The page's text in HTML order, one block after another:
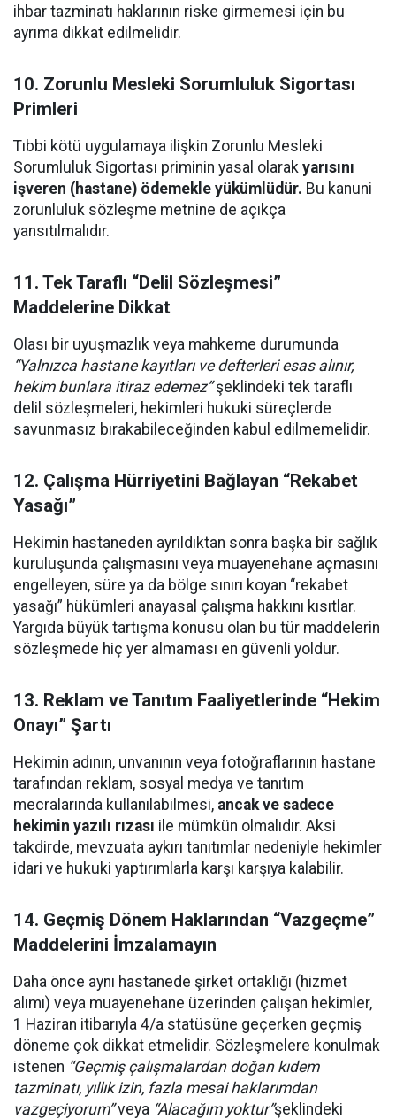
ihbar tazminatı haklarının riske girmemesi için bu
ayrıma dikkat edilmelidir.
10. Zorunlu Mesleki Sorumluluk Sigortası
Primleri
Tıbbi kötü uygulamaya ilişkin Zorunlu Mesleki
Sorumluluk Sigortası priminin yasal olarak yarısını
işveren (hastane) ödemekle yükümlüdür. Bu kanuni
zorunluluk sözleşme metnine de açıkça
yansıtılmalıdır.
11. Tek Taraflı “Delil Sözleşmesi”
Maddelerine Dikkat
Olası bir uyuşmazlık veya mahkeme durumunda
“Yalnızca hastane kayıtları ve defterleri esas alınır,
hekim bunlara itiraz edemez”şeklindeki tek taraflı
delil sözleşmeleri, hekimleri hukuki süreçlerde
savunmasız bırakabileceğinden kabul edilmemelidir.
12. Çalışma Hürriyetini Bağlayan “Rekabet
Yasağı”
Hekimin hastaneden ayrıldıktan sonra başka bir sağlık
kuruluşunda çalışmasını veya muayenehane açmasını
engelleyen, süre ya da bölge sınırı koyan “rekabet
yasağı” hükümleri anayasal çalışma hakkını kısıtlar.
Yargıda büyük tartışma konusu olan bu tür maddelerin
sözleşmede hiç yer almaması en güvenli yoldur.
13. Reklam ve Tanıtım Faaliyetlerinde “Hekim
Onayı” Şartı
Hekimin adının, unvanının veya fotoğraflarının hastane
tarafından reklam, sosyal medya ve tanıtım
mecralarında kullanılabilmesi, ancak ve sadece
hekimin yazılı rızası ile mümkün olmalıdır. Aksi
takdirde, mevzuata aykırı tanıtımlar nedeniyle hekimler
idari ve hukuki yaptırımlarla karşı karşıya kalabilir.
14. Geçmiş Dönem Haklarından “Vazgeçme”
Maddelerini İmzalamayın
Daha önce aynı hastanede şirket ortaklığı (hizmet
alımı) veya muayenehane üzerinden çalışan hekimler,
1 Haziran itibarıyla 4/a statüsüne geçerken geçmiş
döneme çok dikkat etmelidir. Sözleşmelere konulmak
istenen “Geçmiş çalışmalardan doğan kıdem
tazminatı, yıllık izin, fazla mesai haklarımdan
vazgeçiyorum”veya “Alacağım yoktur”şeklindeki